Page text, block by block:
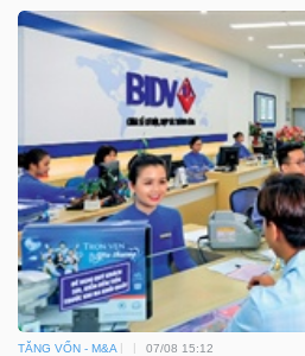
TĂNG VỐN - M&A 07/08 15:12
VỤ
TRUYỀN
THÔNG